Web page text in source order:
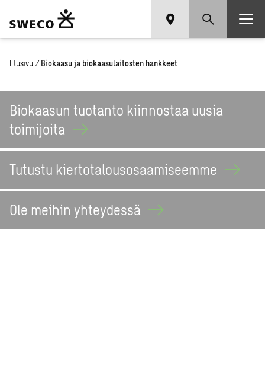
Etusivu / Biokaasu ja biokaasulaitosten hankkeet
Biokaasun tuotanto kiinnostaa uusia
toimijoita
Tutustu kiertotalousosaamiseemme
Ole meihin yhteydessä